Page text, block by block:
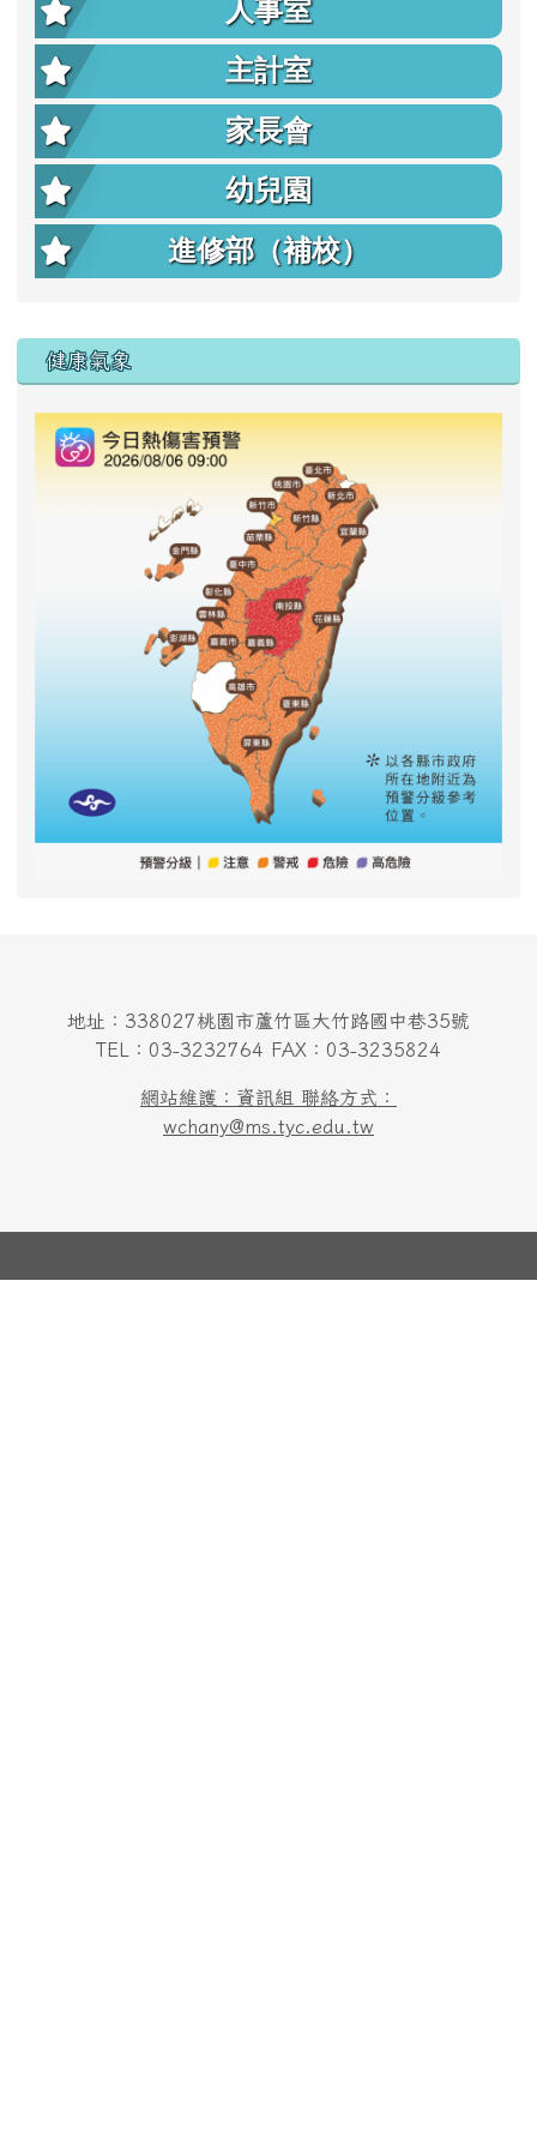
人事室
主計室
家長會
幼兒園
進修部（補校）
右邊區域內容
健康氣象
地址：338027桃園市蘆竹區大竹路國中巷35號
TEL：03-3232764 FAX：03-3235824
網站維護：資訊組 聯絡方式：
wchany@ms.tyc.edu.tw